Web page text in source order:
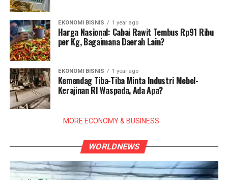
EKONOMI BISNIS 1 year ago
Harga Nasional: Cabai Rawit Tembus Rp91 Ribu
per Kg, Bagaimana Daerah Lain?
EKONOMI BISNIS 1 year ago
Kemendag Tiba-Tiba Minta Industri Mebel-
Kerajinan RI Waspada, Ada Apa?
MORE ECONOMY & BUSINESS
WORLDNEWS